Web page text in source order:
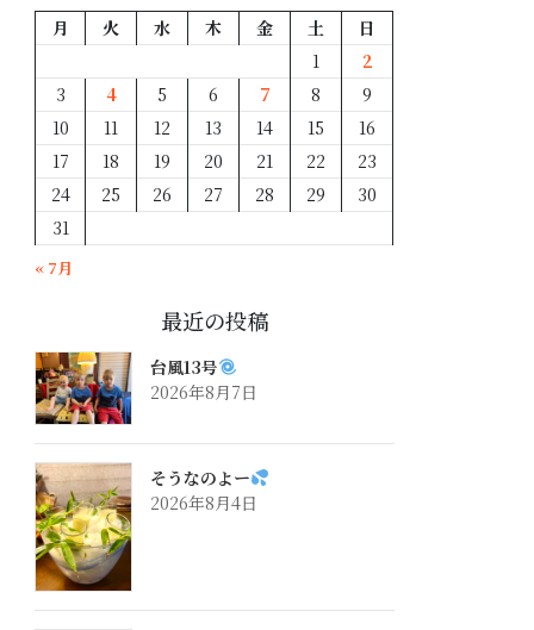
月 火 水 木 金 土
日
1
2
3
4 5 6 7 8
9
10
11 12 13 14 15
16
17
18 19 20 21 22
23
24
25 26 27 28 29
30
31
« 7月
最近の投稿
台風13号
2026年8月7日
そうなのよー
2026年8月4日